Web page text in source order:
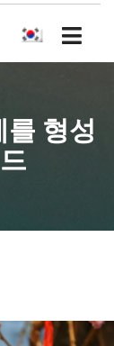
한국어
형성